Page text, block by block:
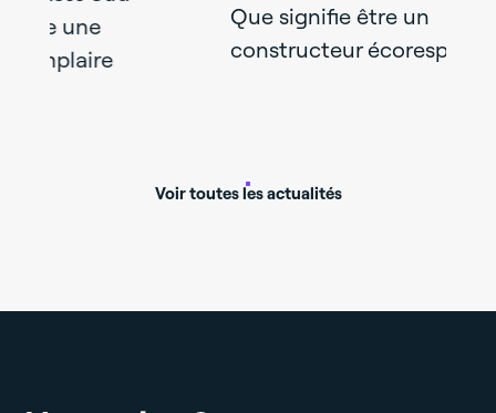
Que signifie être un
constructeur écoresponsable ?
durable
Groupe
Voir toutes les actualités